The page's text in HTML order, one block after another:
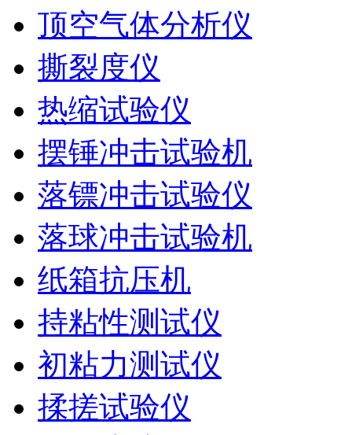
顶空气体分析仪
撕裂度仪
热缩试验仪
摆锤冲击试验机
落镖冲击试验仪
落球冲击试验机
纸箱抗压机
持粘性测试仪
初粘力测试仪
揉搓试验仪